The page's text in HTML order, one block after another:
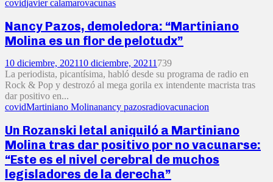
covidjavier calamarovacunas
Nancy Pazos, demoledora: “Martiniano
Molina es un flor de pelotudx”
10 diciembre, 202110 diciembre, 20211739
La periodista, picantísima, habló desde su programa de radio en
Rock & Pop y destrozó al mega gorila ex intendente macrista tras
dar positivo en...
covidMartiniano Molinanancy pazosradiovacunacion
Un Rozanski letal aniquiló a Martiniano
Molina tras dar positivo por no vacunarse:
“Este es el nivel cerebral de muchos
legisladores de la derecha”